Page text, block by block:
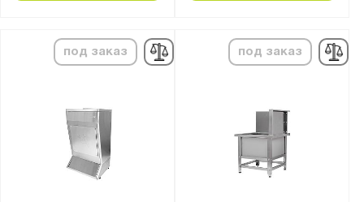
под заказ под заказ